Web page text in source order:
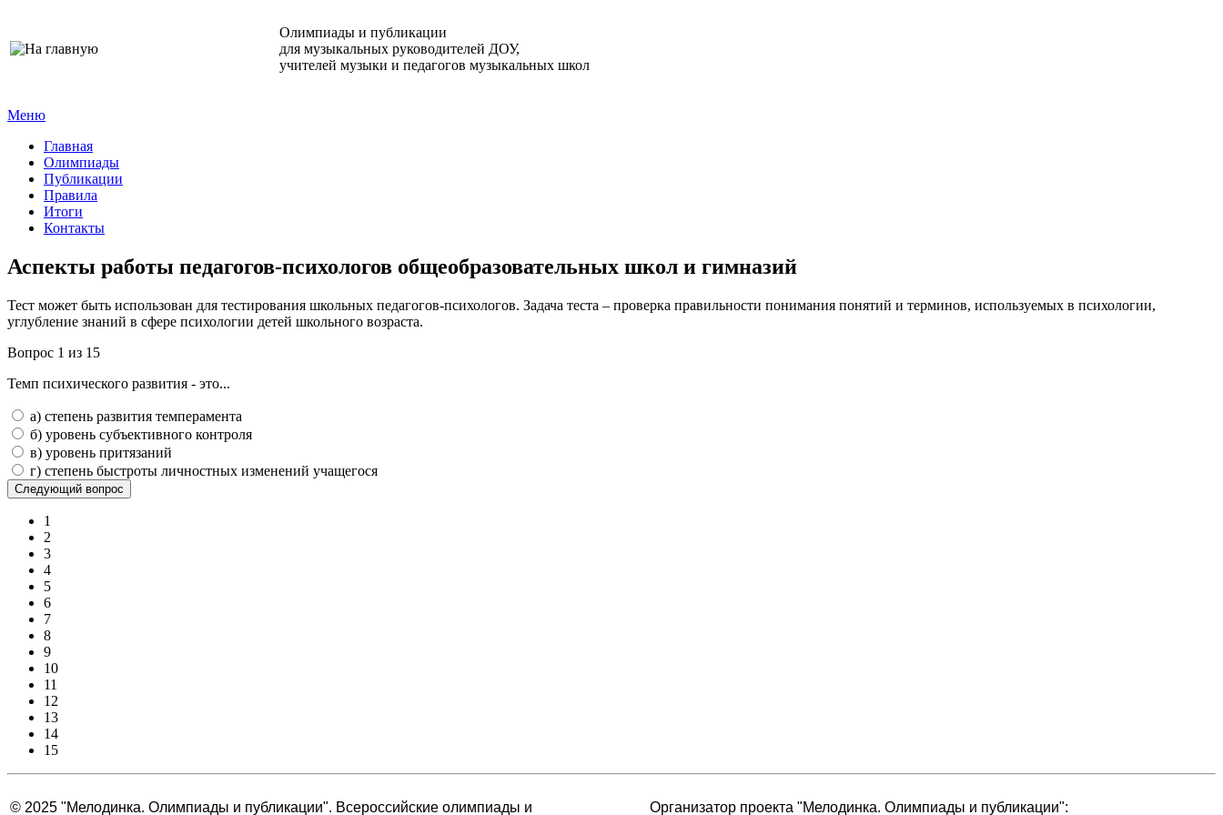
Олимпиады и публикации
для музыкальных руководителей ДОУ,
учителей музыки и педагогов музыкальных школ
Меню
Главная
Олимпиады
Публикации
Правила
Итоги
Контакты
Аспекты работы педагогов-психологов общеобразовательных школ и гимназий
Тест может быть использован для тестирования школьных педагогов-психологов. Задача теста – проверка правильности понимания понятий и терминов, используемых в психологии,
углубление знаний в сфере психологии детей школьного возраста.
Вопрос 1 из 15
Темп психического развития - это...
а) степень развития темперамента
б) уровень субъективного контроля
в) уровень притязаний
г) степень быстроты личностных изменений учащегося
1
2
3
4
5
6
7
8
9
10
11
12
13
14
15
© 2025 "Мелодинка. Олимпиады и публикации". Всероссийские олимпиады и Организатор проекта "Мелодинка. Олимпиады и публикации":